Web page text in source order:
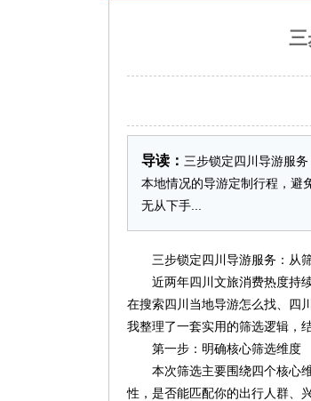
导读： 三步锁定四川导游服
本地情况的导游定制行程，避
无从下手...
三步锁定四川导游服务：从
近两年四川文旅消费热度持
在搜索四川当地导游怎么找、四
我整理了一套实用的筛选逻辑，
第一步：明确核心筛选维度
本次筛选主要围绕四个核心
性，是否能匹配你的出行人群、